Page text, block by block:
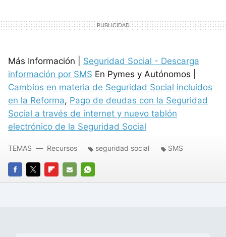
Más Información | Seguridad Social - Descarga
información por SMS En Pymes y Autónomos |
Cambios en materia de Seguridad Social incluidos
en la Reforma, Pago de deudas con la Seguridad
Social a través de internet y nuevo tablón
electrónico de la Seguridad Social
FACEBOOK
TWITTERFLIPBOARD
E-
WHATSAPP
TEMAS Recursos seguridad social SMS